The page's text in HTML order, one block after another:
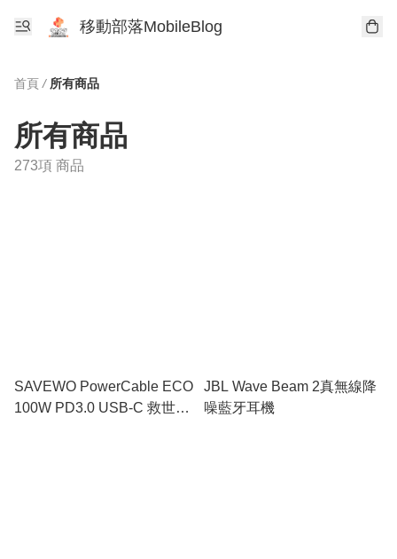
移動部落MobileBlog
首頁 / 所有商品
所有商品
273項 商品
SAVEWO PowerCable ECO
100W PD3.0 USB-C 救世極
JBL Wave Beam 2真無線降
噪藍牙耳機